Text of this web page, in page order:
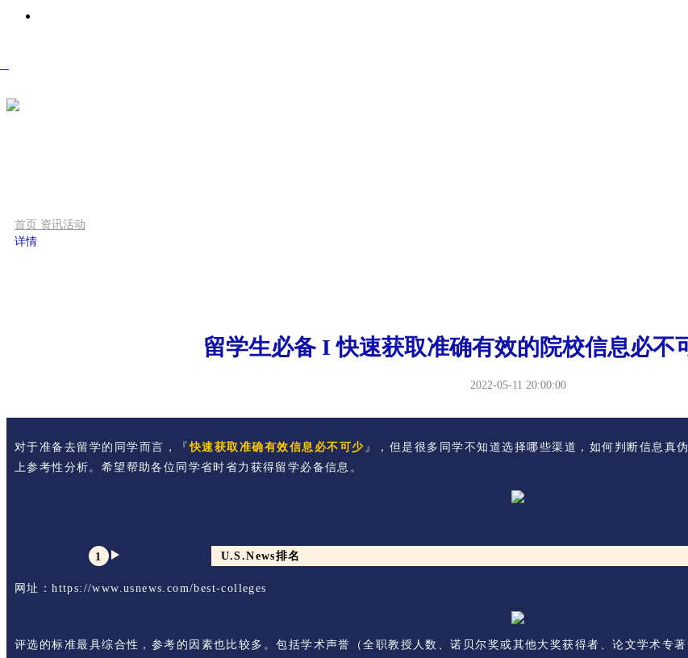
首页 资讯活动
详情
留学生必备 I 快速获取准确有效的院校信息必不
2022-05-11 20:00:00
对于准备去留学的同学而言，『快速获取准确有效信息必不可少』，但是很多同学不知道选择哪些渠道，如何判断信息真
上参考性分析。希望帮助各位同学省时省力获得留学必备信息。
1 U.S.News排名
网址：https://www.usnews.com/best-colleges
评选的标准最具综合性，参考的因素也比较多。包括学术声誉（全职教授人数、诺贝尔奖或其他大奖获得者、论文学术专